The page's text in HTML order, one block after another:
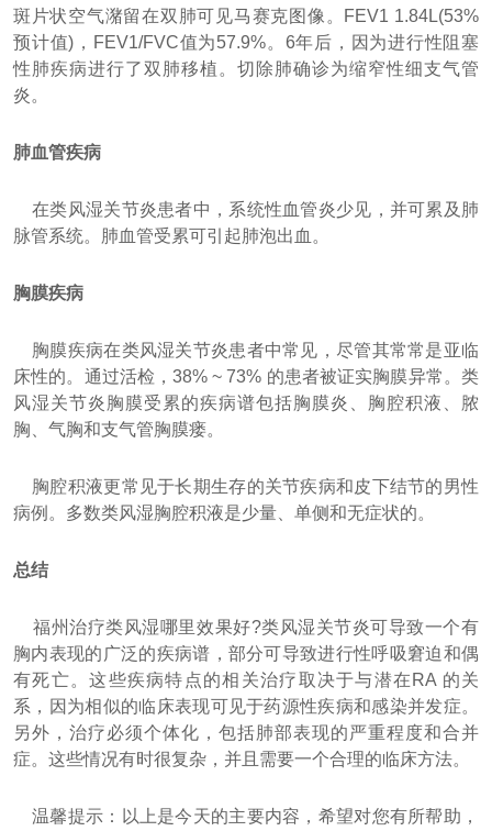
斑片状空气潴留在双肺可见马赛克图像。FEV1 1.84L(53%
预计值)，FEV1/FVC值为57.9%。6年后，因为进行性阻塞
性肺疾病进行了双肺移植。切除肺确诊为缩窄性细支气管
炎。
肺血管疾病
在类风湿关节炎患者中，系统性血管炎少见，并可累及肺
脉管系统。肺血管受累可引起肺泡出血。
胸膜疾病
胸膜疾病在类风湿关节炎患者中常见，尽管其常常是亚临
床性的。通过活检，38% ~ 73% 的患者被证实胸膜异常。类
风湿关节炎胸膜受累的疾病谱包括胸膜炎、胸腔积液、脓
胸、气胸和支气管胸膜瘘。
胸腔积液更常见于长期生存的关节疾病和皮下结节的男性
病例。多数类风湿胸腔积液是少量、单侧和无症状的。
总结
福州治疗类风湿哪里效果好?类风湿关节炎可导致一个有
胸内表现的广泛的疾病谱，部分可导致进行性呼吸窘迫和偶
有死亡。这些疾病特点的相关治疗取决于与潜在RA 的关
系，因为相似的临床表现可见于药源性疾病和感染并发症。
另外，治疗必须个体化，包括肺部表现的严重程度和合并
症。这些情况有时很复杂，并且需要一个合理的临床方法。
温馨提示：以上是今天的主要内容，希望对您有所帮助，